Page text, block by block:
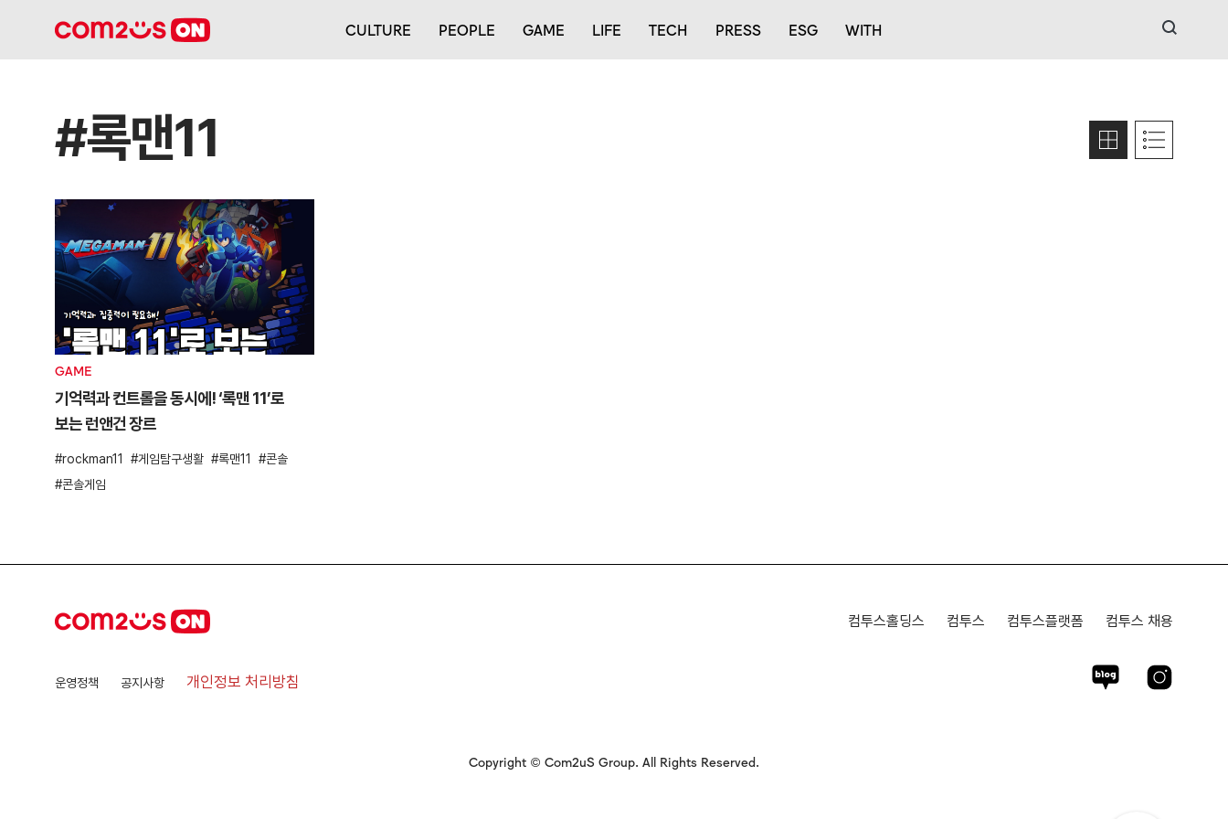
CULTURE PEOPLE GAME LIFE TECH PRESS ESG WITH 검색
#록맨11
GAME
기억력과 컨트롤을 동시에! ‘록맨 11’로
보는 런앤건 장르
rockman11 게임탐구생활 록맨11
콘솔
콘솔게임
운영정책 공지사항 개인정보 처리방침
컴투스홀딩스 컴투스 컴투스플랫폼 컴투스 채용
Copyright © Com2uS Group. All Rights Reserved.